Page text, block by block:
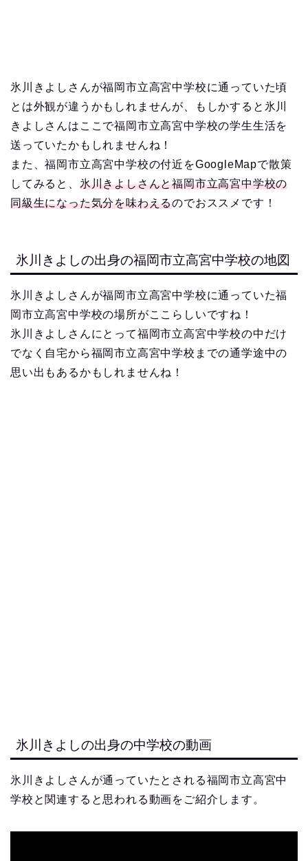
氷川きよしさんが福岡市立高宮中学校に通っていた頃
とは外観が違うかもしれませんが、もしかすると氷川
きよしさんはここで福岡市立高宮中学校の学生生活を
送っていたかもしれませんね！
また、福岡市立高宮中学校の付近をGoogleMapで散策
してみると、 氷川きよしさんと福岡市立高宮中学校の
同級生になった気分を味わえるのでおススメです！
氷川きよしの出身の福岡市立高宮中学校の地図
氷川きよしさんが福岡市立高宮中学校に通っていた福
岡市立高宮中学校の場所がここらしいですね！
氷川きよしさんにとって福岡市立高宮中学校の中だけ
でなく自宅から福岡市立高宮中学校までの通学途中の
思い出もあるかもしれませんね！
氷川きよしの出身の中学校の動画
氷川きよしさんが通っていたとされる福岡市立高宮中
学校と関連すると思われる動画をご紹介します。